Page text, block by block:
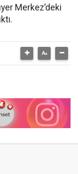
Merkez’deki